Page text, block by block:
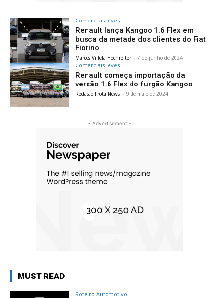
Comerciais leves
Renault lança Kangoo 1.6 Flex em
busca da metade dos clientes do Fiat
Fiorino
Marcos Villela Hochreiter - 7 de junho de 2024
Comerciais leves
Renault começa importação da
versão 1.6 Flex do furgão Kangoo
Redação Frota News - 9 de maio de 2024
- Advertisement -
MUST READ
Roteiro Automotivo